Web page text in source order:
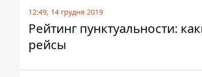
12:49, 14 грудня 2019
Рейтинг пунктуальности:
рейсы